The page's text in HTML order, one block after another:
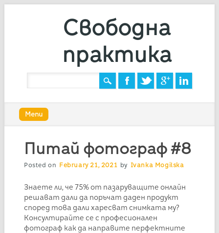
Свободна
практика
Main menu
content
Menu
Питай фотограф #8
Posted on February 21, 2021 by Ivanka Mogilska
Знаете ли, че 75% от пазаруващите онлайн
решават дали да поръчат даден продукт
според това дали харесват снимката му?
Консултирайте се с професионален
фотограф как да направите перфектните